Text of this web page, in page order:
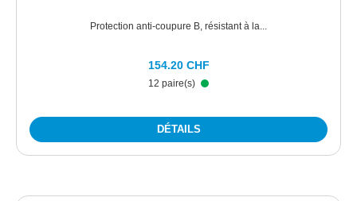
Protection anti-coupure B, résistant à la...
12 paire(s)
154.20 CHF
DÉTAILS